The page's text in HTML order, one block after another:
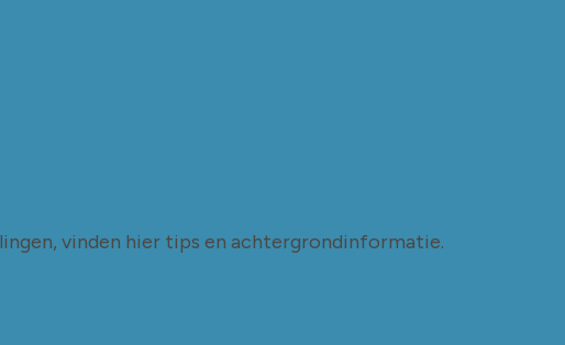
vinden hier tips en achtergrondinformatie.